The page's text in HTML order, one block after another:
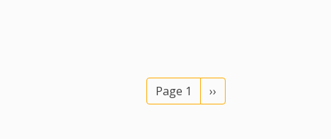
Page 1 Page suivante
››